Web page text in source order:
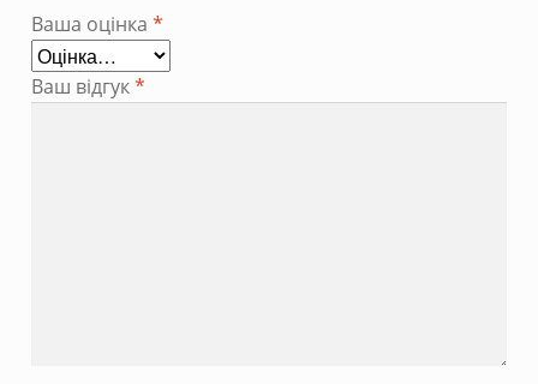
Ваша оцінка *
Ваш відгук*